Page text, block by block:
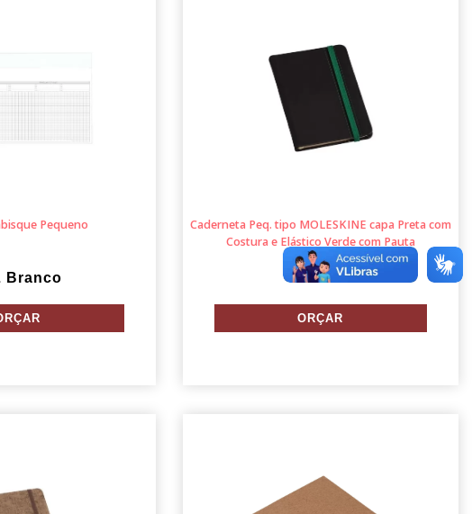
Pequeno
Branco
Caderneta Peq. tipo MOLESKINE capa Preta com
Costura e Elástico Verde com Pauta
LG3704